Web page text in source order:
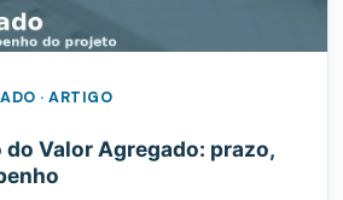
· ARTIGO
Valor Agregado: prazo,